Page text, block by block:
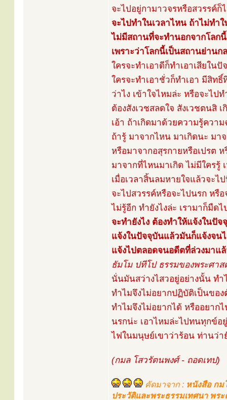
จะไปอยู่กามาวจรหรือสวรรค์ก็
จะไปทำในเวลาไหน ถ้าไม่ทำ
ไม่มีสถานที่จะทำนอกจากโลกนี้
เพราะว่าโลกนี้เป็นสถานย่าน
ใครจะทำเอาดีก็ทำเอาเสียใน
ใครจะทำเอาชั่วก็ทำเอา มีสิท
ว่าไง เข้าใจไหมล่ะ หรือจะไปท
ต้องสังเวชสลดใจ สังเวชตนสิ
เอ้า ถ้าเกิดมาด้วยความรู้ควา
ถ้ารู้ มาจากไหน มาเกิดนะ มา
หรือมาจากอสุรกายหรือเปรต
มาจากที่ไหนมาเกิด ไม่มีใครรู้
เมื่อเวลาสิ้นลมหายใจแล้วจะไ
จะไปสวรรค์หรือจะไปนรก หรื
ไม่รู้อีก ทำยังไงล่ะ เรามาก็มืด
จะทำยังไง ต้องทำให้แจ้งในปัจ
แจ้งในปัจจุบันแล้วมันก็แจ้งจน
แจ้งไปตลอดจนอดีตที่ล่วงมาแ
ธัมโม ปทีโป ธรรมของพระศาส
นั่นมันสว่างไสวอยู่อย่างนั้น ทำ
ทำไมจึงไม่อยากปฏิบัติเป็นของ
ทำไมจึงไม่อยากได้ หรืออยาก
นรกน่ะ เอาไหมล่ะไปทนทุกข์อ
ไฟในมนุษย์เขาว่าร้อน ท่านว่า
(กมล โสวรัตนพงศ์ - ถอดเทป)
คัดมาจาก : หนังสือ กม
ประวัติและพระธรรมเทศนา พ